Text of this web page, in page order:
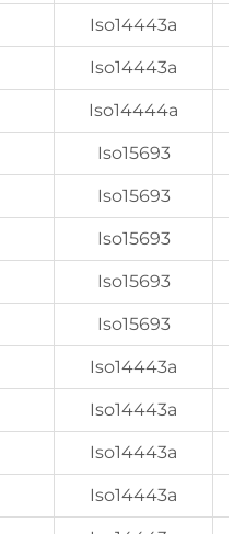
Iso14443a
Iso14443a
Iso14444a
Iso15693
Iso15693
Iso15693
Iso15693
Iso15693
Iso14443a
Iso14443a
Iso14443a
Iso14443a